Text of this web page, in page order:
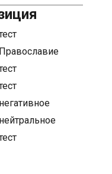
Православие
негативное
нейтральное